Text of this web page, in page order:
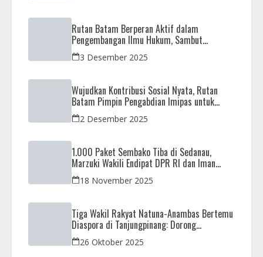
Rutan Batam Berperan Aktif dalam
Pengembangan Ilmu Hukum, Sambut
Kunjungan Observasi Mahasiswa UIB
3 Desember 2025
Wujudkan Kontribusi Sosial Nyata, Rutan
Batam Pimpin Pengabdian Imipas untuk
Negeri di Masjid Syahrom Ba’dawi
2 Desember 2025
1.000 Paket Sembako Tiba di Sedanau,
Marzuki Wakili Endipat DPR RI dan Iman
Sutiawan Kawal Reses di Natuna
18 November 2025
Tiga Wakil Rakyat Natuna-Anambas Bertemu
Diaspora di Tanjungpinang: Dorong
Pemekaran Provinsi dan Jamin Pemerataan
Pembangunan
26 Oktober 2025